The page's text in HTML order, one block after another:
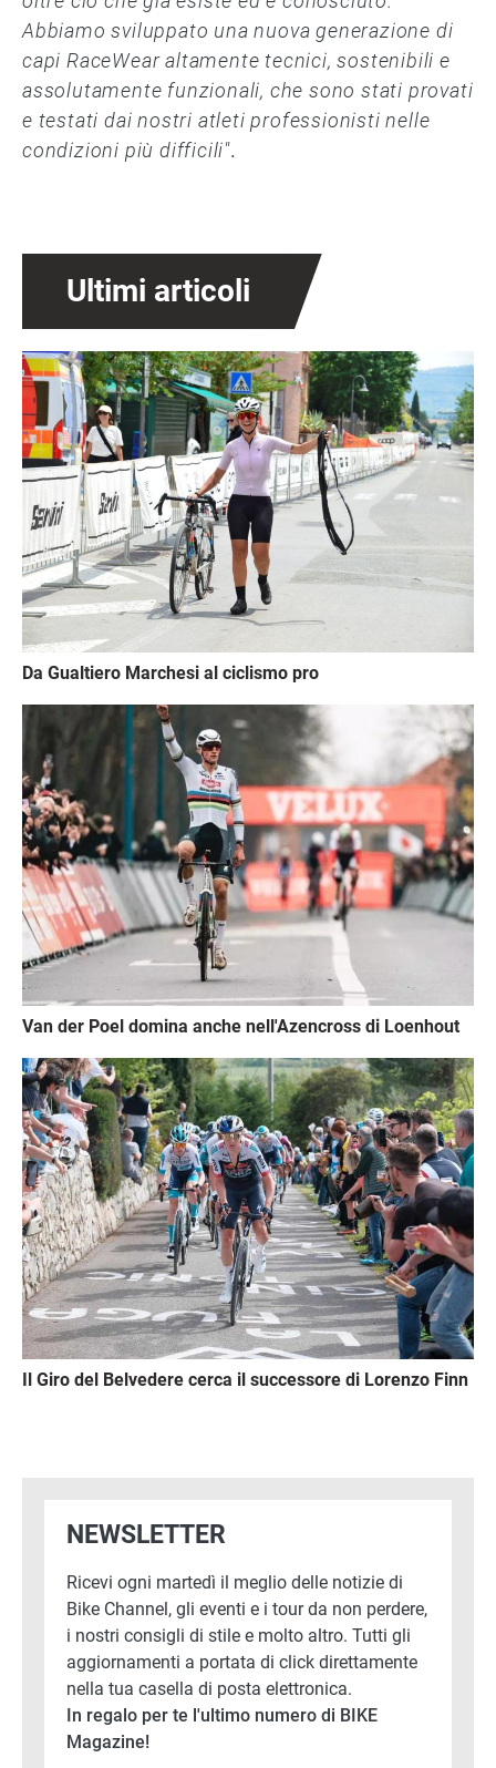
Abbiamo sviluppato una nuova generazione di
capi RaceWear altamente tecnici, sostenibili e
assolutamente funzionali, che sono stati provati
e testati dai nostri atleti professionisti nelle
condizioni più difficili".
Ultimi articoli
Immagine
Da Gualtiero Marchesi al ciclismo pro
Van der Poel domina anche nell'Azencross di Loenhout
Immagine
Il Giro del Belvedere cerca il successore di Lorenzo Finn
NEWSLETTER
Ricevi ogni martedì il meglio delle notizie di
Bike Channel, gli eventi e i tour da non perdere,
i nostri consigli di stile e molto altro. Tutti gli
aggiornamenti a portata di click direttamente
nella tua casella di posta elettronica.
In regalo per te l'ultimo numero di BIKE
Magazine!